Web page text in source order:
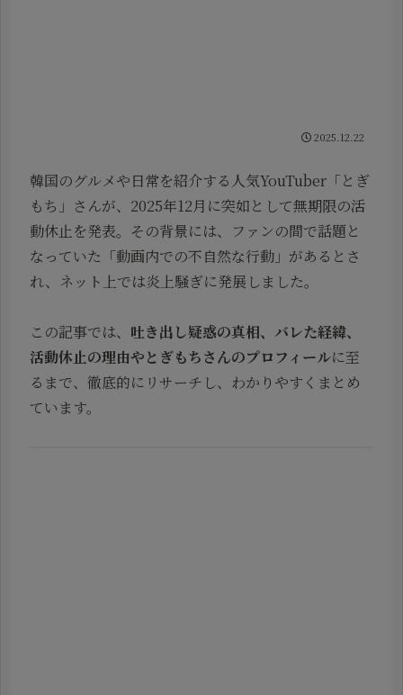
2025.12.22
韓国のグルメや日常を紹介する人気YouTuber「とぎ
もち」さんが、2025年12月に突如として無期限の活
動休止を発表。その背景には、ファンの間で話題と
なっていた「動画内での不自然な行動」があるとさ
れ、ネット上では炎上騒ぎに発展しました。
この記事では、 吐き出し疑惑の真相、バレた経緯、
活動休止の理由やとぎもちさんのプロフィールに至
るまで、徹底的にリサーチし、わかりやすくまとめ
ています。